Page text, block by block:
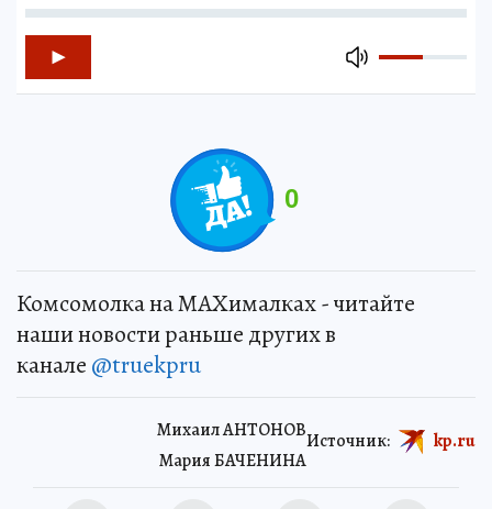
0
Комсомолка на MAXималках - читайте
наши новости раньше других в
канале @truekpru
Михаил АНТОНОВ
Мария БАЧЕНИНА
Источник: kp.ru